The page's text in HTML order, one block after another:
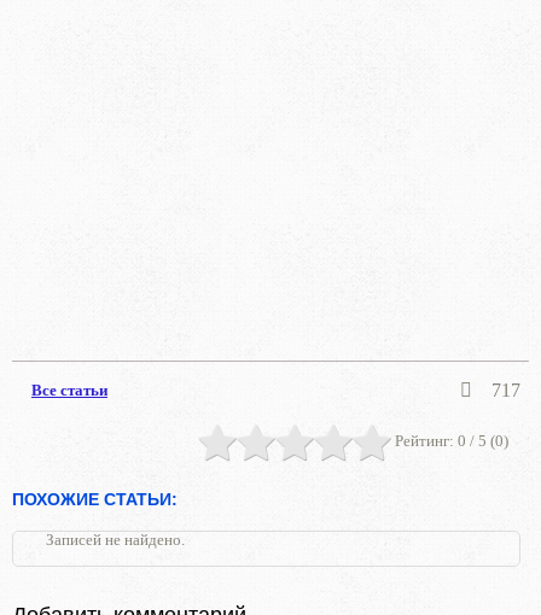
Все статьи 717
Рейтинг: 0 / 5 (0)
ПОХОЖИЕ СТАТЬИ:
Записей не найдено.